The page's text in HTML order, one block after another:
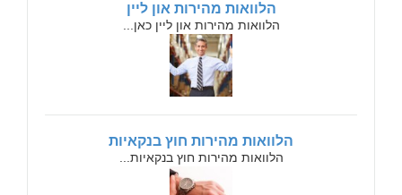
הלוואות מהירות און ליין
הלוואות מהירות און ליין כאן...
הלוואות מהירות חוץ בנקאיות
הלוואות מהירות חוץ בנקאיות...